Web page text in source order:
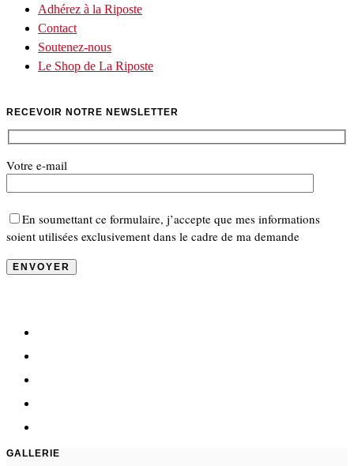
Adhérez à la Riposte
Contact
Soutenez-nous
Le Shop de La Riposte
RECEVOIR NOTRE NEWSLETTER
Votre e-mail
En soumettant ce formulaire, j’accepte que mes informations
soient utilisées exclusivement dans le cadre de ma demande
GALLERIE